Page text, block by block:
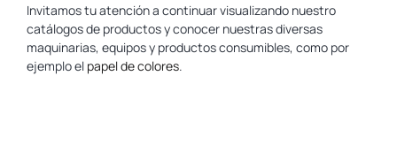
Invitamos tu atención a continuar visualizando nuestro
catálogos de productos y conocer nuestras diversas
maquinarias, equipos y productos consumibles, como por
ejemplo el papel de colores.